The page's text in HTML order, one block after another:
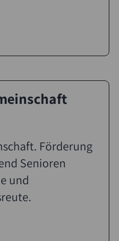
Senioren
und